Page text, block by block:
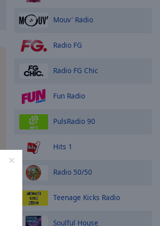
Mouv' Radio
Radio FG
Radio FG Chic
Fun Radio
PulsRadio 90
Hits 1
Radio 50/50
Teenage Kicks Radio
Soulful House